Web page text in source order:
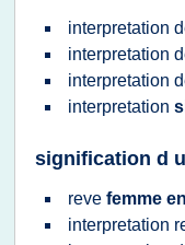
interpretation
interpretation
interpretation
interpretation
signification d
reve femme
interpretation